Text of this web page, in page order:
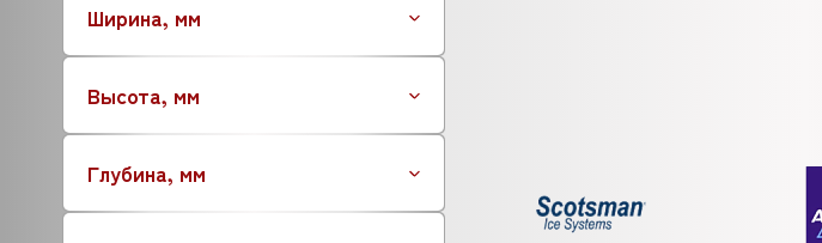
FRIULI
GAM
GARBIN
EMPERO
GASTRORAG
GIERRE
GRILL MASTER
Ширина, мм
Высота, мм
Глубина, мм